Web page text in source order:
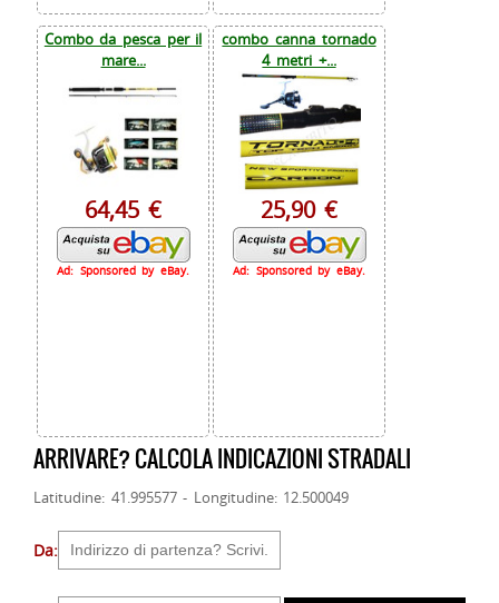
Combo da pesca per il
mare...
64,45 €
Ad: Sponsored by eBay.
combo canna tornado
4 metri +...
25,90 €
Ad: Sponsored by eBay.
ARRIVARE? CALCOLA INDICAZIONI STRADALI
Latitudine: 41.995577 - Longitudine: 12.500049
Da: